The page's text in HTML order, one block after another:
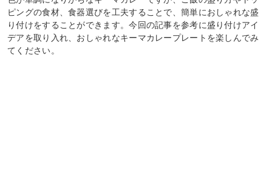
ピングの食材、食器選びを工夫することで、簡単におしゃれな盛
り付けをすることができます。今回の記事を参考に盛り付けアイ
デアを取り入れ、おしゃれなキーマカレープレートを楽しんでみ
てください。